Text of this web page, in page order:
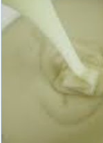
Gaspillage